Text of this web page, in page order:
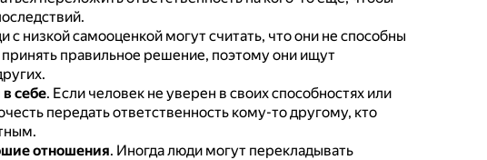
с низкой самооценкой могут считать, что они не способны
принять правильное решение, поэтому они ищут
себе. Если человек не уверен в своих способностях или
передать ответственность кому-то другому, кто
отношения. Иногда люди могут перекладывать